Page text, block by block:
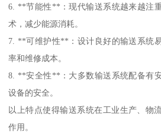
6. **节能性**：现代输送系统越来越注
术，减少能源消耗。
7. **可维护性**：设计良好的输送系统
率和维修成本。
8. **安全性**：大多数输送系统配备有
设备的安全。
以上特点使得输送系统在工业生产、物
作用。